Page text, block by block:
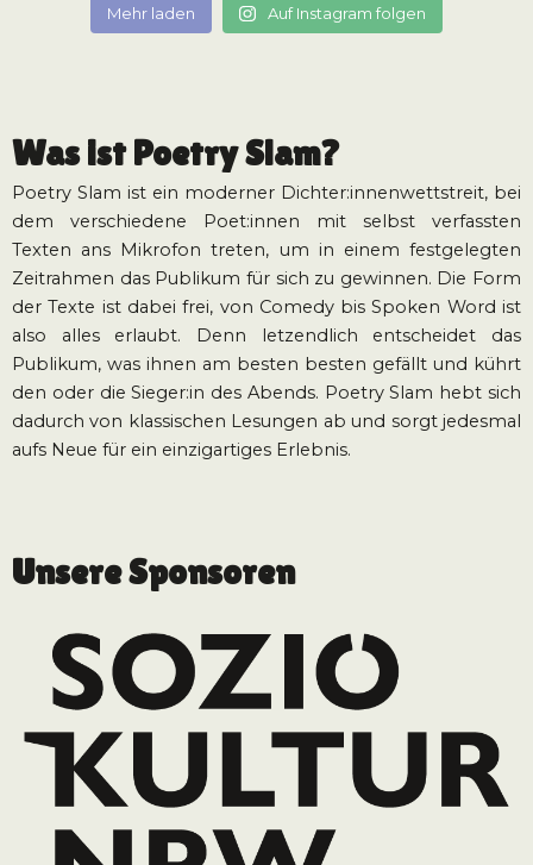
Mehr laden Auf Instagram folgen
Was ist Poetry Slam?
Poetry Slam ist ein moderner Dichter:innenwettstreit, bei
dem verschiedene Poet:innen mit selbst verfassten
Texten ans Mikrofon treten, um in einem festgelegten
Zeitrahmen das Publikum für sich zu gewinnen. Die Form
der Texte ist dabei frei, von Comedy bis Spoken Word ist
also alles erlaubt. Denn letzendlich entscheidet das
Publikum, was ihnen am besten besten gefällt und kührt
den oder die Sieger:in des Abends. Poetry Slam hebt sich
dadurch von klassischen Lesungen ab und sorgt jedesmal
aufs Neue für ein einzigartiges Erlebnis.
Unsere Sponsoren